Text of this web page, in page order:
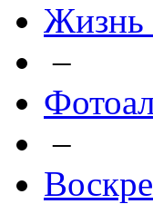
Жизнь
–
–